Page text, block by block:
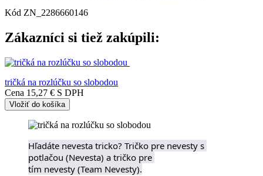
Kód ZN_2286660146
Zákazníci si tiež zakúpili:
tričká na rozlúčku so slobodou
Cena 15,27 € S DPH
Vložiť do košíka
Hľadáte nevesta tricko? Tričko pre nevesty s
potlačou (Nevesta) a tričko pre
tím nevesty (Team Nevesty).